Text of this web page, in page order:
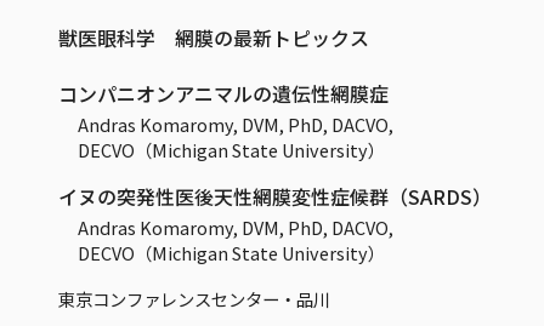
獣医眼科学 網膜の最新トピックス
コンパニオンアニマルの遺伝性網膜症
Andras Komaromy, DVM, PhD, DACVO,
DECVO（Michigan State University）
イヌの突発性医後天性網膜変性症候群（SARDS）
Andras Komaromy, DVM, PhD, DACVO,
DECVO（Michigan State University）
東京コンファレンスセンター・品川